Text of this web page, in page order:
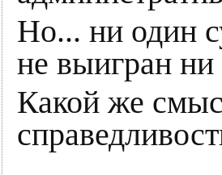
Но... ни один
не выигран
Какой же